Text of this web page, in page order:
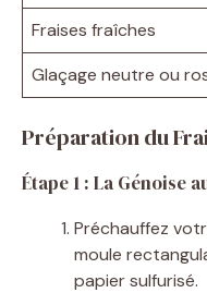
Fraises fraîches
Glaçage neutre ou
Préparation du
Étape 1 : La Génoise
Préchauffez
moule
papier sulfurisé.